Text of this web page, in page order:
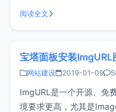
（不再强制要求
懒加载增加图片评论代码
阅读全文
宝塔面板安装ImgURL
网站建设 2019-01-09
ImgURL是一个开源、免
境要求更高，尤其是